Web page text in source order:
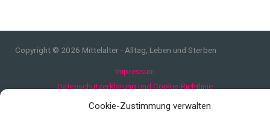
Cookie-Zustimmung verwalten
Copyright © 2026 Mittelalter - Alltag, Leben und Sterben
Impressum
Datenschutzerklärung und Cookie-Richtlinie
Quellen